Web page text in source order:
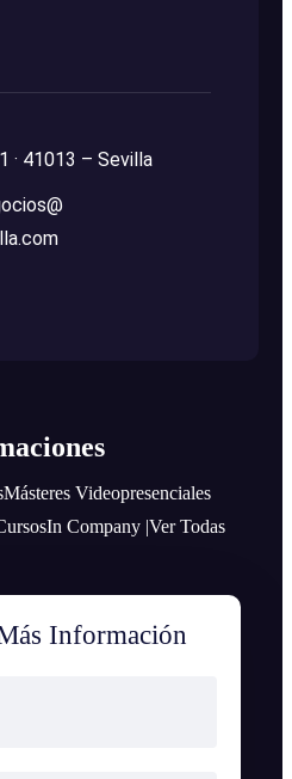
· 41013 – Sevilla
Másteres Videopresenciales
In Company |Ver Todas
Información